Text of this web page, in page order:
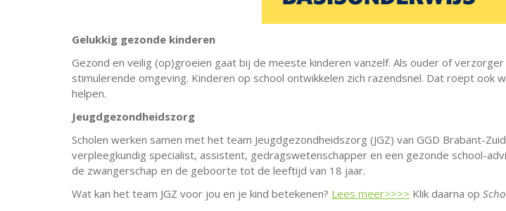
Gelukkig gezonde kinderen
Gezond en veilig (op)groeien gaat bij de meeste kinderen vanzelf. Als ouder of
stimulerende omgeving. Kinderen op school ontwikkelen zich razendsnel. Dat roept ook
helpen.
Jeugdgezondheidszorg
Scholen werken samen met het team Jeugdgezondheidszorg (JGZ) van GGD Brabant-
verpleegkundig specialist, assistent, gedragswetenschapper en een gezonde school-
de zwangerschap en de geboorte tot de leeftijd van 18 jaar.
Wat kan het team JGZ voor jou en je kind betekenen? Lees meer>>>> Klik daarna op